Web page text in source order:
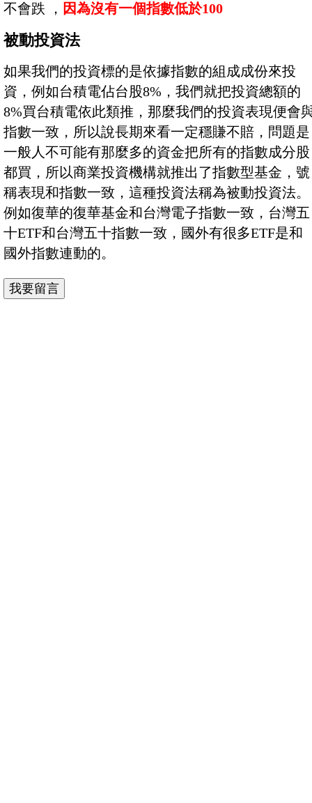
不會跌 ， 因為沒有一個指數低於100
被動投資法
如果我們的投資標的是依據指數的組成成份來投
資，例如台積電佔台股8%，我們就把投資總額的
8%買台積電依此類推，那麼我們的投資表現便會
指數一致，所以說長期來看一定穩賺不賠，問題是
一般人不可能有那麼多的資金把所有的指數成分股
都買，所以商業投資機構就推出了指數型基金，號
稱表現和指數一致，這種投資法稱為被動投資法。
例如復華的復華基金和台灣電子指數一致，台灣五
十ETF和台灣五十指數一致，國外有很多ETF是和
國外指數連動的。